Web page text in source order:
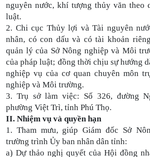
nguyên nước, khí tượng thủy văn theo
luật.
2. Chi cục Thủy lợi và Tài nguyên
nhân, có con dấu và có tài khoản
quản lý của Sở Nông nghiệp và Môi
của pháp luật; đồng thời chịu sự hướng
nghiệp vụ của cơ quan chuyên môn
nghiệp và Môi trường.
3. Trụ sở làm việc: Số 326, đường
phường Việt Trì, tỉnh Phú Thọ.
II. Nhiệm vụ và quyền hạn
1. Tham mưu, giúp Giám đốc Sở
trường trình Ủy ban nhân dân tỉnh:
a) Dự thảo nghị quyết của Hội đồng